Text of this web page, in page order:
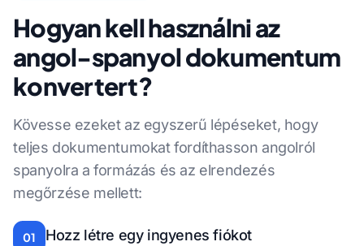
Hogyan kell használni az
angol-spanyol dokumentum
konvertert?
Kövesse ezeket az egyszerű lépéseket, hogy
teljes dokumentumokat fordíthasson angolról
spanyolra a formázás és az elrendezés
megőrzése mellett:
01 Hozz létre egy ingyenes fiókot